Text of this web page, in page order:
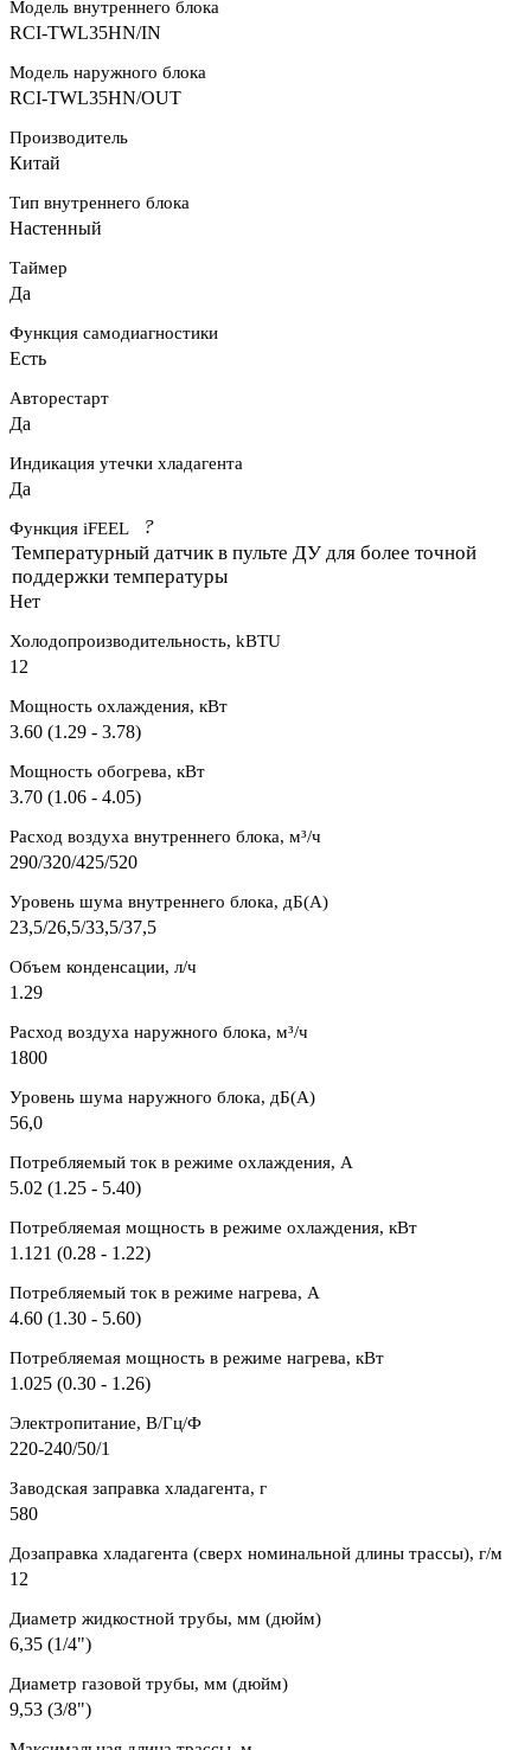
Модель внутреннего блока
RCI-TWL35HN/IN
Модель наружного блока
RCI-TWL35HN/OUT
Производитель
Китай
Тип внутреннего блока
Настенный
Таймер
Да
Функция самодиагностики
Есть
Авторестарт
Да
Индикация утечки хладагента
Да
Функция iFEEL
?
Температурный датчик в пульте ДУ для более точной
поддержки температуры
Нет
Холодопроизводительность, kBTU
12
Мощность охлаждения, кВт
3.60 (1.29 - 3.78)
Мощность обогрева, кВт
3.70 (1.06 - 4.05)
Расход воздуха внутреннего блока, м³/ч
290/320/425/520
Уровень шума внутреннего блока, дБ(А)
23,5/26,5/33,5/37,5
Объем конденсации, л/ч
1.29
Расход воздуха наружного блока, м³/ч
1800
Уровень шума наружного блока, дБ(A)
56,0
Потребляемый ток в режиме охлаждения, A
5.02 (1.25 - 5.40)
Потребляемая мощность в режиме охлаждения, кВт
1.121 (0.28 - 1.22)
Потребляемый ток в режиме нагрева, A
4.60 (1.30 - 5.60)
Потребляемая мощность в режиме нагрева, кВт
1.025 (0.30 - 1.26)
Электропитание, В/Гц/Ф
220-240/50/1
Заводская заправка хладагента, г
580
Дозаправка хладагента (сверх номинальной длины трассы), г/м
12
Диаметр жидкостной трубы, мм (дюйм)
6,35 (1/4")
Диаметр газовой трубы, мм (дюйм)
9,53 (3/8")